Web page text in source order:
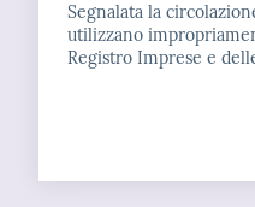
Segnalata la
utilizzano
Registro Imprese e